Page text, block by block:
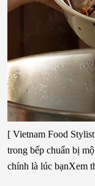
[ Vietnam Food
trong bếp chuẩn bị
chính là lúc bạnXem